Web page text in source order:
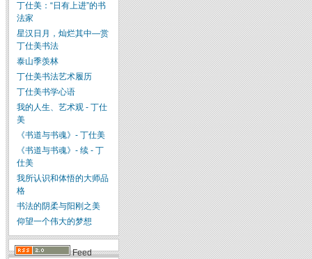
丁仕美：“日有上进”的书
法家
星汉日月，灿烂其中—赏
丁仕美书法
泰山季羡林
丁仕美书法艺术履历
丁仕美书学心语
我的人生、艺术观 - 丁仕
美
《书道与书魂》- 丁仕美
《书道与书魂》- 续 - 丁
仕美
我所认识和体悟的大师品
格
书法的阴柔与阳刚之美
仰望一个伟大的梦想
Feed